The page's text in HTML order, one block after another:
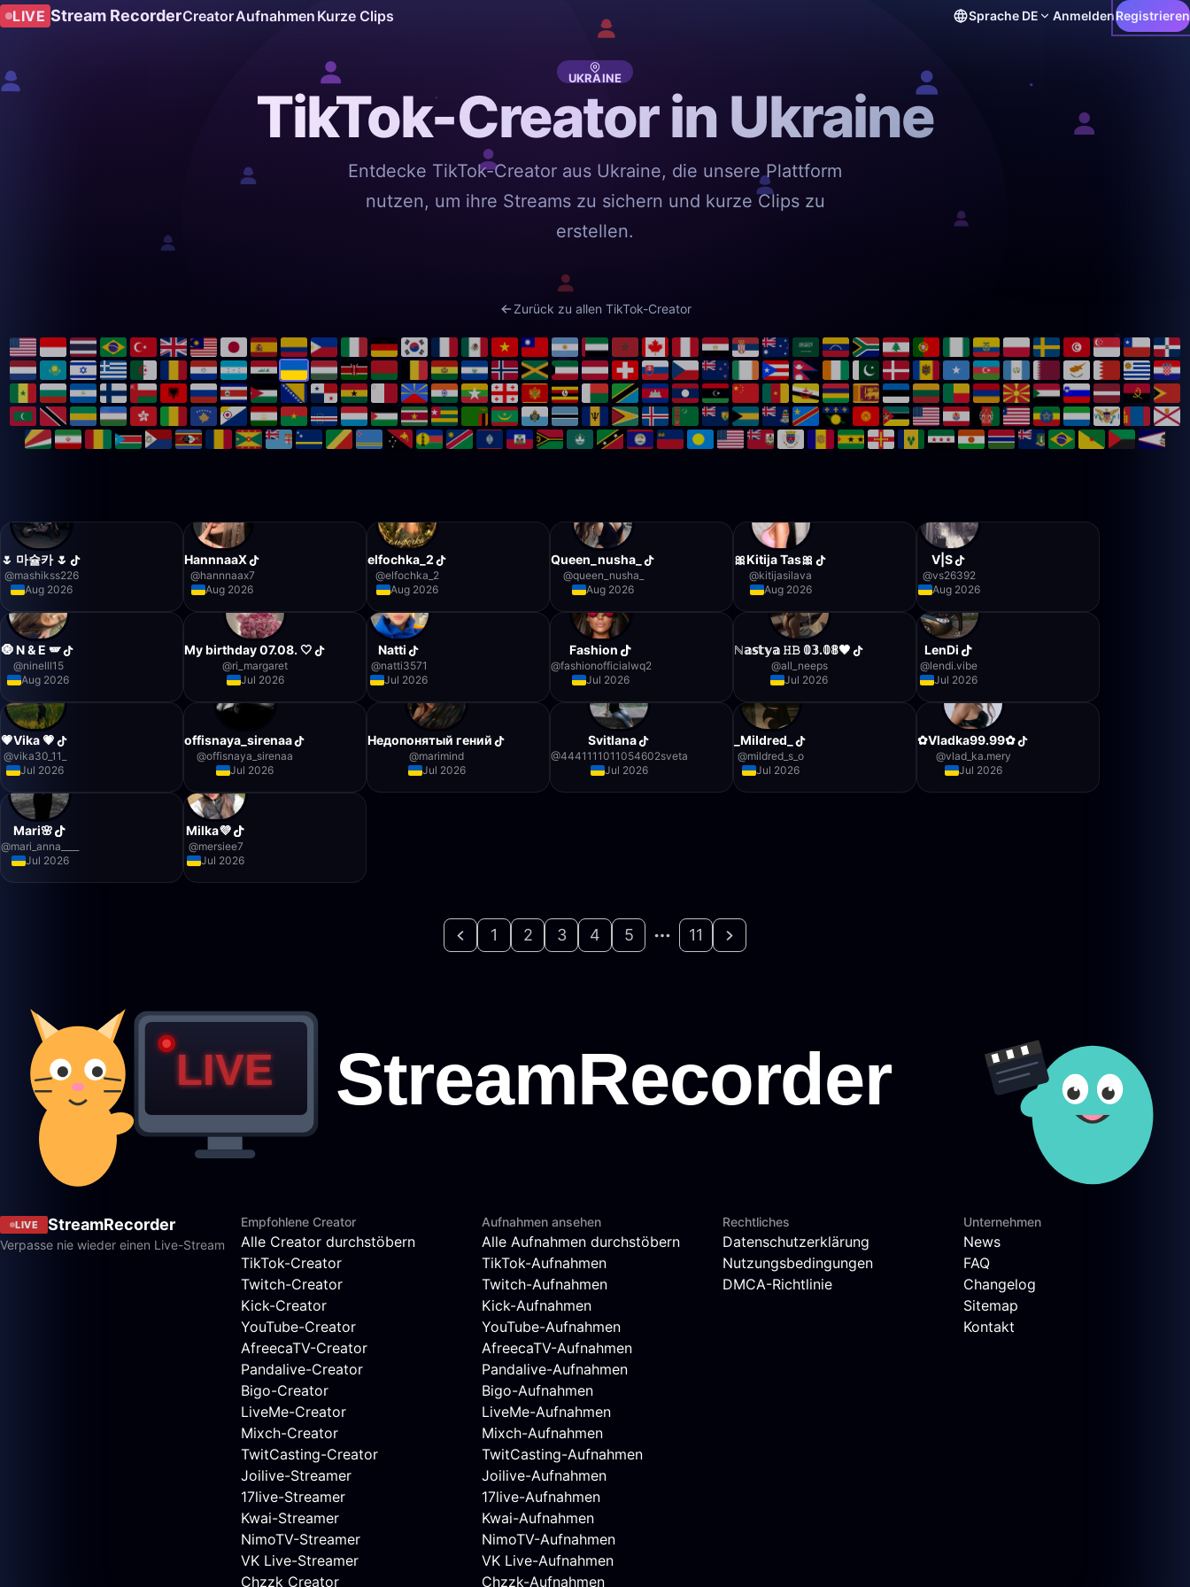
LIVE Stream RecorderCreatorAufnahmen Kurze Clips Sprache DE AnmeldenRegistrieren
UKRAINE
TikTok-Creator in Ukraine
Entdecke TikTok-Creator aus Ukraine, die unsere Plattform
nutzen, um ihre Streams zu sichern und kurze Clips zu
erstellen.
Zurück zu allen TikTok-Creator
🌷 마슐카 🌷
@mashikss226
Aug 2026
HannnaaX
@hannnaax7
Aug 2026
elfochka_2
@elfochka_2
Aug 2026
Queen_nusha_
@queen_nusha_
Aug 2026
🎀Kitija Tas🎀
@kitijasilava
Aug 2026
V|S
@vs26392
Aug 2026
🧿 N & E 🪽
@ninelll15
Aug 2026
My birthday 07.08. 🤍
@ri_margaret
Jul 2026
Natti
@natti3571
Jul 2026
Fashion
@fashionofficialwq2
Jul 2026
ℕ𝕒𝕤𝕥𝕪𝕒 𝙷𝙱 𝟘𝟛.𝟘𝟠🖤
@all_neeps
Jul 2026
LenDi
@lendi.vibe
Jul 2026
💗Vika 💗
@vika30_11_
Jul 2026
offisnaya_sirenaa
@offisnaya_sirenaa
Jul 2026
Недопонятый гений
@marimind
Jul 2026
Svitlana
@4441111011054602sveta
Jul 2026
_Mildred_
@mildred_s_o
Jul 2026
✿Vladka99.99✿
@vlad_ka.mery
Jul 2026
Mari🌸
@mari_anna____
Jul 2026
Milka💜
@mersiee7
Jul 2026
1 2 3 4 5 11
LIVE StreamRecorder
Verpasse nie wieder einen Live-Stream
Empfohlene Creator
Alle Creator durchstöbern
TikTok-Creator
Twitch-Creator
Kick-Creator
YouTube-Creator
AfreecaTV-Creator
Pandalive-Creator
Bigo-Creator
LiveMe-Creator
Mixch-Creator
TwitCasting-Creator
Joilive-Streamer
17live-Streamer
Kwai-Streamer
NimoTV-Streamer
VK Live-Streamer
Chzzk Creator
Aufnahmen ansehen
Alle Aufnahmen durchstöbern
TikTok-Aufnahmen
Twitch-Aufnahmen
Kick-Aufnahmen
YouTube-Aufnahmen
AfreecaTV-Aufnahmen
Pandalive-Aufnahmen
Bigo-Aufnahmen
LiveMe-Aufnahmen
Mixch-Aufnahmen
TwitCasting-Aufnahmen
Joilive-Aufnahmen
17live-Aufnahmen
Kwai-Aufnahmen
NimoTV-Aufnahmen
VK Live-Aufnahmen
Chzzk-Aufnahmen
Rechtliches
Datenschutzerklärung
Nutzungsbedingungen
DMCA-Richtlinie
Unternehmen
News
FAQ
Changelog
Sitemap
Kontakt